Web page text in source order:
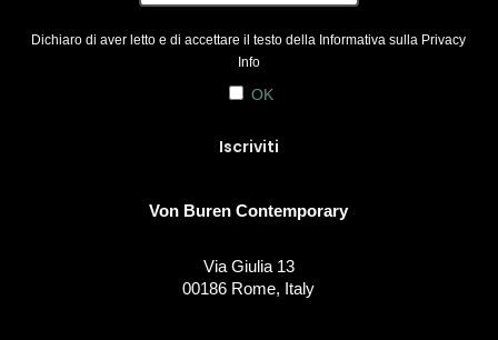
Dichiaro di aver letto e di accettare il testo della Informativa sulla Privacy
Info
OK
Von Buren Contemporary
Via Giulia 13
00186 Rome, Italy